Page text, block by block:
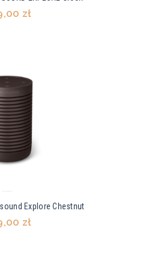
zł
Explore Chestnut
zł